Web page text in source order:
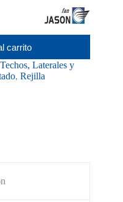
carrito
Laterales y
, Rejilla